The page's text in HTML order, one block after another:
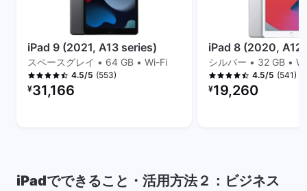
iPad 9 (2021, A13 series)
スペースグレイ • 64 GB • Wi-Fi
4.5/5 (553)
リファービッシュ品の価格：
¥31,166
iPad 8 (2020, A12
シルバー • 32 GB •
4.5/5 (541)
リファービッシュ品の
¥19,260
iPadでできること・活用方法２：ビジネス